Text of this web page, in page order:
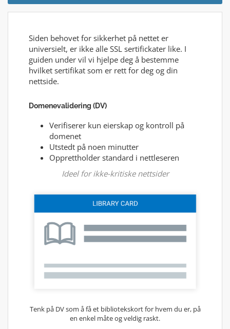
Siden behovet for sikkerhet på nettet er
universielt, er ikke alle SSL sertifickater like. I
guiden under vil vi hjelpe deg å bestemme
hvilket sertifikat som er rett for deg og din
nettside.
Domenevalidering (DV)
Verifiserer kun eierskap og kontroll på
domenet
Utstedt på noen minutter
Opprettholder standard i nettleseren
Ideel for ikke-kritiske nettsider
Tenk på DV som å få et bibliotekskort for hvem du er, på
en enkel måte og veldig raskt.